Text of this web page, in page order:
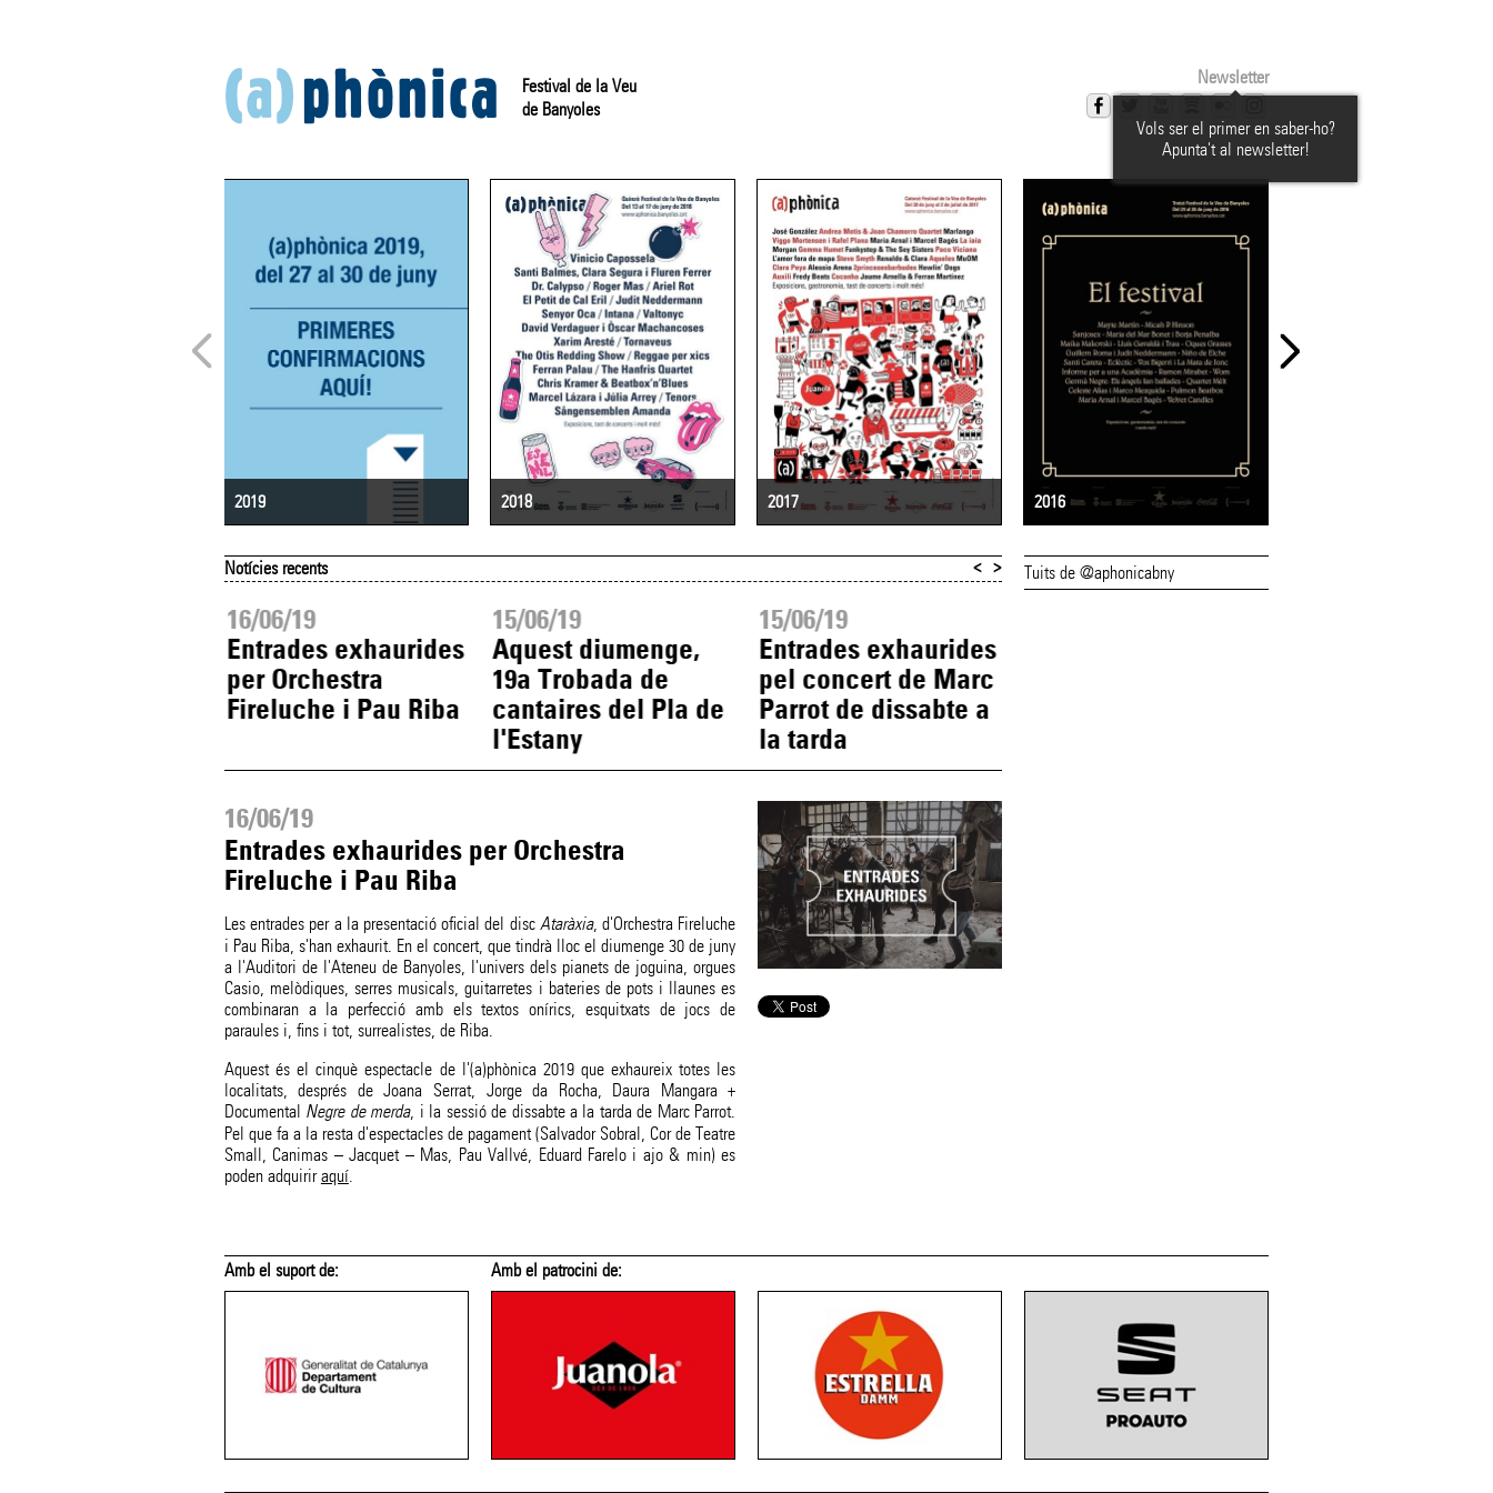
Festival de la Veu
de Banyoles
Newsletter
Vols ser el primer en saber-ho?
Apunta't al newsletter!
2019 2018 2017 2016
Notícies recents
16/06/19
Entrades exhaurides
per Orchestra
Fireluche i Pau Riba
15/06/19
Aquest diumenge,
19a Trobada de
cantaires del Pla de
l'Estany
15/06/19
Entrades exhaurides
pel concert de Marc
Parrot de dissabte a
la tarda
< >
16/06/19
Entrades exhaurides per Orchestra
Fireluche i Pau Riba
Les entrades per a la presentació oficial del disc Ataràxia, d'Orchestra Fireluche
i Pau Riba, s'han exhaurit. En el concert, que tindrà lloc el diumenge 30 de juny
a l'Auditori de l'Ateneu de Banyoles, l'univers dels pianets de joguina, orgues
Casio, melòdiques, serres musicals, guitarretes i bateries de pots i llaunes es
combinaran a la perfecció amb els textos onírics, esquitxats de jocs de
paraules i, fins i tot, surrealistes, de Riba.
Aquest és el cinquè espectacle de l'(a)phònica 2019 que exhaureix totes les
localitats, després de Joana Serrat, Jorge da Rocha, Daura Mangara +
Documental Negre de merda, i la sessió de dissabte a la tarda de Marc Parrot.
Pel que fa a la resta d'espectacles de pagament (Salvador Sobral, Cor de Teatre
Small, Canimas – Jacquet – Mas, Pau Vallvé, Eduard Farelo i ajo & min) es
poden adquiriraquí.
Tuits de @aphonicabny
Amb el suport de: Amb el patrocini de: